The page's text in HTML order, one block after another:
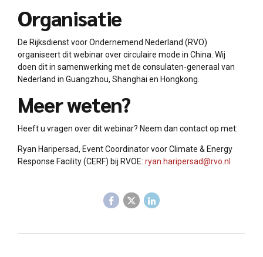
Organisatie
De Rijksdienst voor Ondernemend Nederland (RVO)
organiseert dit webinar over circulaire mode in China. Wij
doen dit in samenwerking met de consulaten-generaal van
Nederland in Guangzhou, Shanghai en Hongkong.
Meer weten?
Heeft u vragen over dit webinar? Neem dan contact op met:
Ryan Haripersad, Event Coordinator voor Climate & Energy
Response Facility (CERF) bij RVOE: ryan.haripersad@rvo.nl